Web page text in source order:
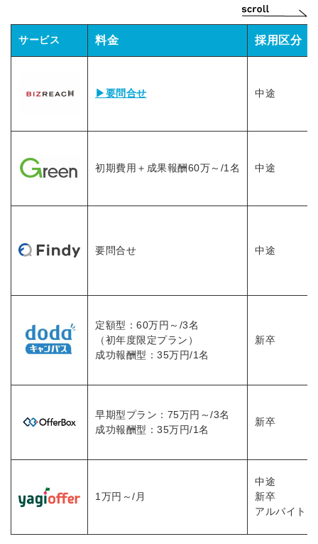
サービス 料金 採用区分
▶要問合せ 中途
初期費用＋成果報酬60万～/1名 中途
要問合せ 中途
定額型：60万円～/3名
（初年度限定プラン）
成功報酬型：35万円/1名
新卒
早期型プラン：75万円～/3名
成功報酬型：35万円/1名
新卒
1万円～/月
中途
新卒
アルバイト